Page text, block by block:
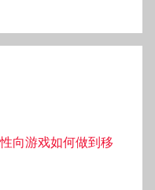
向游戏如何做到移